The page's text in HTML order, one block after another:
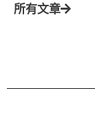
所有文章